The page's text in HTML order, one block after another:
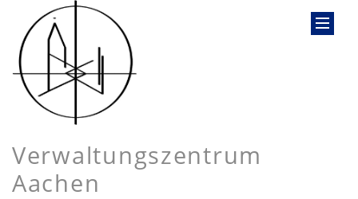
Verwaltungszentrum
Aachen